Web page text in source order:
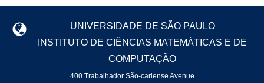
UNIVERSIDADE DE SÃO PAULO
INSTITUTO DE CIÊNCIAS MATEMÁTICAS E DE
COMPUTAÇÃO
400 Trabalhador São-carlense Avenue